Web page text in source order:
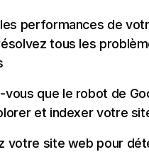
performances de
tous les
vous que le robot de
et indexer votre
votre site web pour